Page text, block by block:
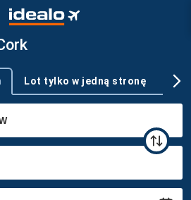
Lot tylko w jedną stronę